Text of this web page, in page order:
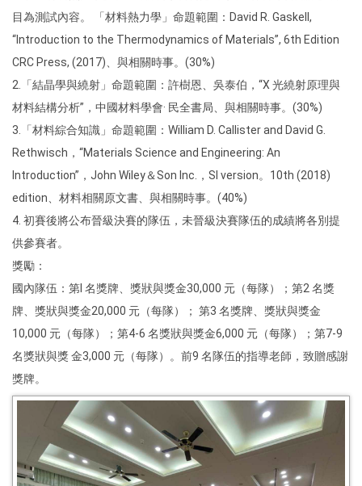
目為測試內容。 「材料熱力學」命題範圍：David R. Gaskell,
“Introduction to the Thermodynamics of Materials”, 6th Edition
CRC Press, (2017)、與相關時事。(30%)
2.「結晶學與繞射」命題範圍：許樹恩、吳泰伯，“X 光繞射原理與
材料結構分析”，中國材料學會· 民全書局、與相關時事。(30%)
3.「材料綜合知識」命題範圍：William D. Callister and David G.
Rethwisch，“Materials Science and Engineering: An
Introduction”，John Wiley＆Son Inc.，SI version。10th (2018)
edition、材料相關原文書、與相關時事。(40%)
4. 初賽後將公布晉級決賽的隊伍，未晉級決賽隊伍的成績將各別提
供參賽者。
獎勵：
國內隊伍：第l 名獎牌、獎狀與獎金30,000 元（每隊）；第2 名獎
牌、獎狀與獎金20,000 元（每隊）； 第3 名獎牌、獎狀與獎金
10,000 元（每隊）；第4-6 名獎狀與獎金6,000 元（每隊）；第7-9
名獎狀與獎 金3,000 元（每隊）。前9 名隊伍的指導老師，致贈感謝
獎牌。